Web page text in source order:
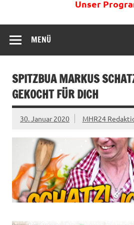
Unser
MENÜ
SPITZBUA MARKUS
GEKOCHT FÜR DICH
30. Januar 2020 MHR24